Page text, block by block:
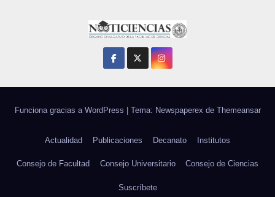
Funciona gracias a WordPress Tema: Newspaperex de Themeansar
Actualidad Publicaciones Decanato Institutos
Consejo de Facultad Consejo Universitario Consejo de Ciencias
Suscríbete